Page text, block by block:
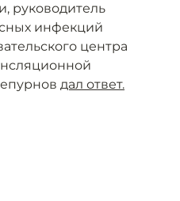
руководитель
инфекций
центра
дал ответ.